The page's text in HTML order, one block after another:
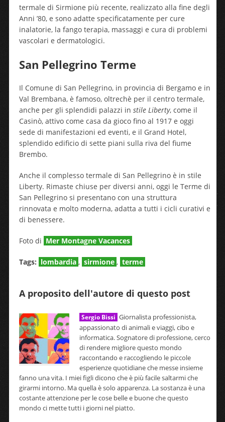
termale di Sirmione più recente, realizzato alla fine degli
Anni ’80, e sono adatte specificatamente per cure
inalatorie, la fango terapia, massaggi e cura di problemi
vascolari e dermatologici.
San Pellegrino Terme
Il Comune di San Pellegrino, in provincia di Bergamo e in
Val Brembana, è famoso, oltrechè per il centro termale,
anche per gli splendidi palazzi in stile Liberty, come il
Casinò, attivo come casa da gioco fino al 1917 e oggi
sede di manifestazioni ed eventi, e il Grand Hotel,
splendido edificio di sette piani sulla riva del fiume
Brembo.
Anche il complesso termale di San Pellegrino è in stile
Liberty. Rimaste chiuse per diversi anni, oggi le Terme di
San Pellegrino si presentano con una struttura
rinnovata e molto moderna, adatta a tutti i cicli curativi e
di benessere.
Foto di Mer Montagne Vacances
Tags: lombardia , sirmione , terme
A proposito dell'autore di questo post
Sergio Bissi Giornalista professionista,
appassionato di animali e viaggi, cibo e
informatica. Sognatore di professione, cerco
di rendere migliore questo mondo
raccontando e raccogliendo le piccole
esperienze quotidiane che messe insieme
fanno una vita. I miei figli dicono che è più facile saltarmi che
girarmi intorno. Ma quella è solo apparenza. La sostanza è una
costante attenzione per le cose belle e buone che questo
mondo ci mette tutti i giorni nel piatto.